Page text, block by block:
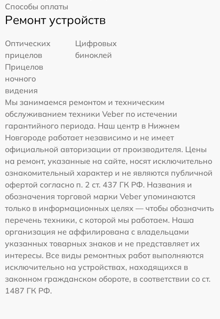
Способы оплаты
Ремонт устройств
Оптических
прицелов
Цифровых
биноклей
Прицелов
ночного
видения
Мы занимаемся ремонтом и техническим
обслуживанием техники Veber по истечении
гарантийного периода. Наш центр в Нижнем
Новгороде работает независимо и не имеет
официальной авторизации от производителя. Цены
на ремонт, указанные на сайте, носят исключительно
ознакомительный характер и не являются публичной
офертой согласно п. 2 ст. 437 ГК РФ. Названия и
обозначения торговой марки Veber упоминаются
только в информационных целях — чтобы обозначить
перечень техники, с которой мы работаем. Наша
организация не аффилирована с владельцами
указанных товарных знаков и не представляет их
интересы. Все виды ремонтных работ выполняются
исключительно на устройствах, находящихся в
законном гражданском обороте, в соответствии со ст.
1487 ГК РФ.